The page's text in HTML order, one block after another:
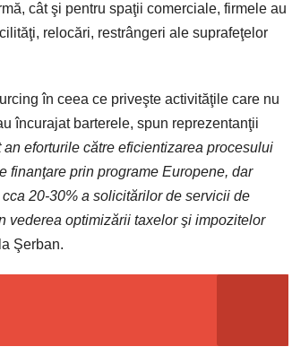
cât şi pentru spaţii comerciale, firmele au
relocări, restrângeri ale suprafeţelor
în ceea ce priveşte activităţile care nu
încurajat barterele, spun reprezentanţii
eforturile către eficientizarea procesului
finanţare prin programe Europene, dar
20-30% a solicitărilor de servicii de
vederea optimizării taxelor şi impozitelor
Şerban.